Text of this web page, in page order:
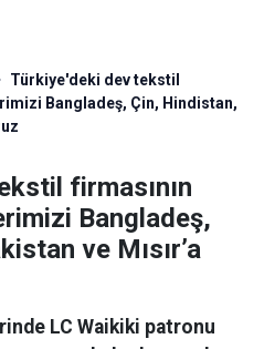
Türkiye'deki dev tekstil
Bangladeş, Çin, Hindistan,
firmasının
Bangladeş,
ve Mısır’a
LC Waikiki patronu